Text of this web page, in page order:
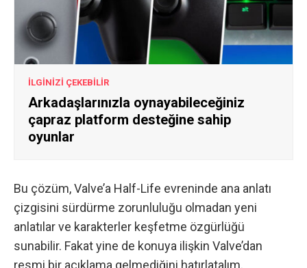
İLGİNİZİ ÇEKEBİLİR
Arkadaşlarınızla oynayabileceğiniz
çapraz platform desteğine sahip
oyunlar
Bu çözüm, Valve’a Half-Life evreninde ana anlatı
çizgisini sürdürme zorunluluğu olmadan yeni
anlatılar ve karakterler keşfetme özgürlüğü
sunabilir. Fakat yine de konuya ilişkin Valve’dan
resmi bir açıklama gelmediğini hatırlatalım.